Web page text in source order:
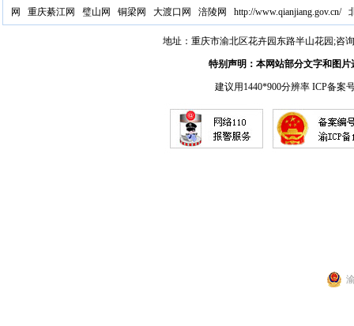
网
重庆綦江网 璧山网 铜梁网 大渡口网 涪陵网 http://www.qianjiang.gov.cn/
地址：重庆市渝北区花卉园东路半山花园;咨
特别声明：本网站部分文字和图
建议用1440*900分辨率 ICP备案